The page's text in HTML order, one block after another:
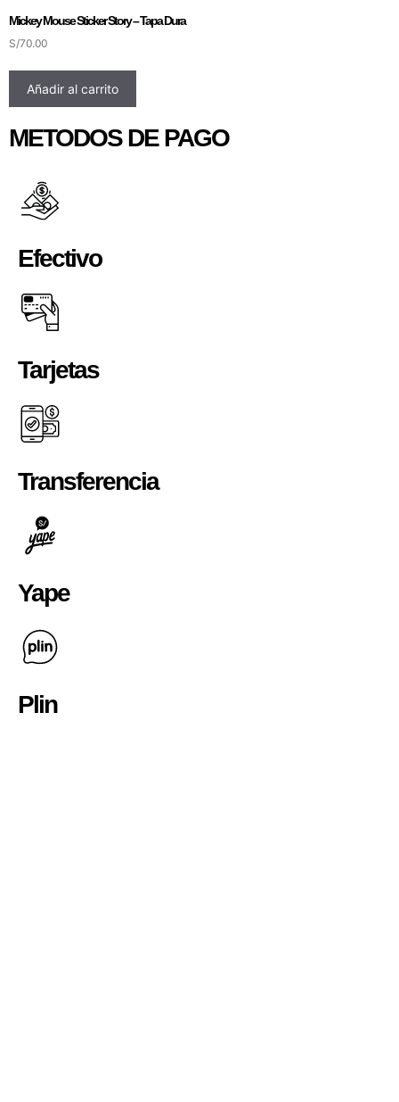
Mickey Mouse Sticker Story – Tapa Dura
S/70.00
Añadir al carrito
METODOS DE PAGO
Efectivo
Tarjetas
Transferencia
Yape
Plin